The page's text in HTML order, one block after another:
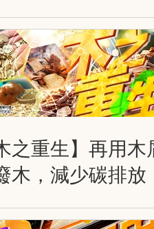
更遠！得偉大力
DWHT83550
之重生】再用木
木，減少碳排放